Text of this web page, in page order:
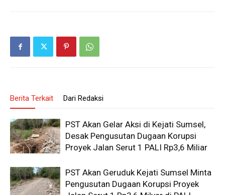
Berita Terkait Dari Redaksi
PST Akan Gelar Aksi di Kejati Sumsel,
Desak Pengusutan Dugaan Korupsi
Proyek Jalan Serut 1 PALI Rp3,6 Miliar
PST Akan Geruduk Kejati Sumsel Minta
Pengusutan Dugaan Korupsi Proyek